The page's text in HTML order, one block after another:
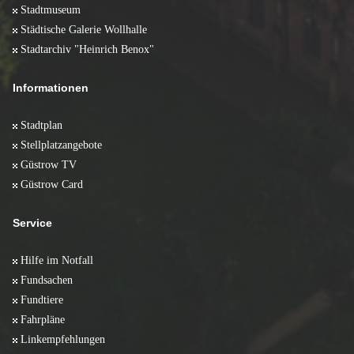
Stadtmuseum
Städtische Galerie Wollhalle
Stadtarchiv "Heinrich Benox"
Informationen
Stadtplan
Stellplatzangebote
Güstrow TV
Güstrow Card
Service
Hilfe im Notfall
Fundsachen
Fundtiere
Fahrpläne
Linkempfehlungen